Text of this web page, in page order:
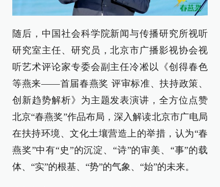
随后，中国社会科学院新闻与传播研究所视听
研究室主任、研究员，北京市广播影视协会视
听艺术评论家专委会副主任冷凇以《创得春色
等燕来——首届春燕奖 评审标准、扶持政策、
创新趋势解析》为主题发表演讲，全方位点赞
北京“春燕奖”作品布局，深入解读北京市广电局
在扶持环境、文化土壤营造上的举措，认为“春
燕奖”中有“史”的沉淀、“诗”的审美、“事”的载
体、“实”的根基、“势”的气象、“始”的未来。